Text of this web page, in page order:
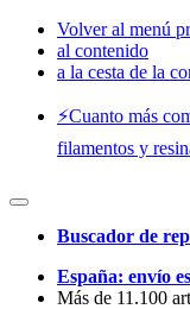
Volver al menú
al contenido
a la cesta de la
⚡️Cuanto más
filamentos y
Buscador de
España: envío
Más de 11.100